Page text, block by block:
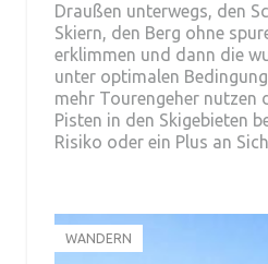
Draußen unterwegs, den
Skiern, den Berg ohne
erklimmen und dann die
unter optimalen
mehr Tourengeher nutzen
Pisten in den Skigebieten
Risiko oder ein Plus an
WANDERN